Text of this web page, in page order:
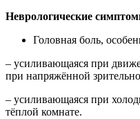
Неврологические
Головная боль,
– усиливающаяся при
при напряжённой
– усиливающаяся при
тёплой комнате.